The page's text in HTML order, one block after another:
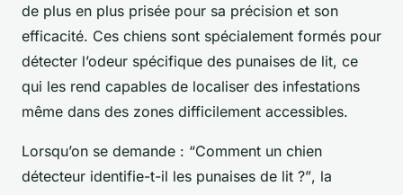
de plus en plus prisée pour sa précision et son
efficacité. Ces chiens sont spécialement formés pour
détecter l’odeur spécifique des punaises de lit, ce
qui les rend capables de localiser des infestations
même dans des zones difficilement accessibles.
Lorsqu’on se demande : “Comment un chien
détecteur identifie-t-il les punaises de lit ?”, la